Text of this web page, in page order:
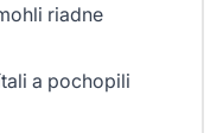
riadne
a pochopili